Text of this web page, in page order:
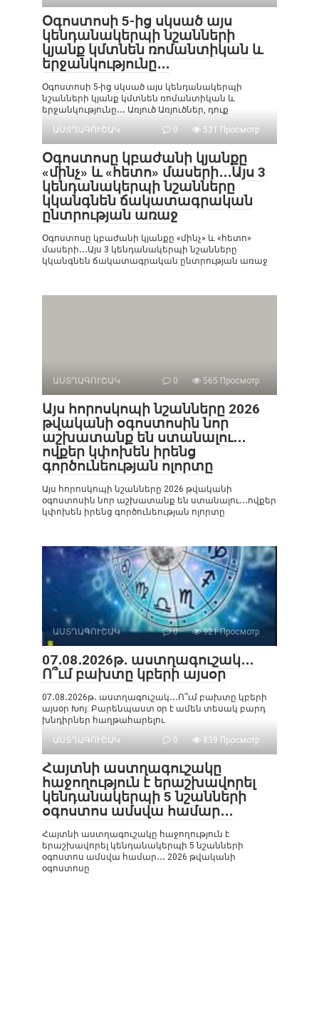
Օգոստոսի 5-ից սկսած այս
կենդանակերպի նշանների
կյանք կմտնեն ռոմանտիկան և
երջանկությունը․․․
Օգոստոսի 5-ից սկսած այս կենդանակերպի
նշանների կյանք կմտնեն ռոմանտիկան և
երջանկությունը․․․ Առյուծ Առյուծներ, դուք
ԱՍՏՂԱԳՈՒՇԱԿ
0 521 Просмотр
Օգոստոսը կբաժանի կյանքը
«մինչ» և «հետո» մասերի․․․Այս 3
կենդանակերպի նշանները
կկանգնեն ճակատագրական
ընտրության առաջ
Օգոստոսը կբաժանի կյանքը «մինչ» և «հետո»
մասերի․․․Այս 3 կենդանակերպի նշանները
կկանգնեն ճակատագրական ընտրության առաջ
ԱՍՏՂԱԳՈՒՇԱԿ 0 565 Просмотр
Այս հորոսկոպի նշանները 2026
թվականի օգոստոսին նոր
աշխատանք են ստանալու․․․
ովքեր կփոխեն իրենց
գործունեության ոլորտը
Այս հորոսկոպի նշանները 2026 թվականի
օգոստոսին նոր աշխատանք են ստանալու․․․ովքեր
կփոխեն իրենց գործունեության ոլորտը
ԱՍՏՂԱԳՈՒՇԱԿ 0 921 Просмотр
07․08․2026թ․ աստղագուշակ․․․
Ո՞ւմ բախտը կբերի այսօր
07․08․2026թ․ աստղագուշակ․․․Ո՞ւմ բախտը կբերի
այսօր Խոյ: Բարենպաստ օր է ամեն տեսակ բարդ
խնդիրներ հաղթահարելու
ԱՍՏՂԱԳՈՒՇԱԿ
0 839 Просмотр
Հայտնի աստղագուշակը
հաջողություն է երաշխավորել
կենդանակերպի 5 նշանների
օգոստոս ամսվա համար․․․
Հայտնի աստղագուշակը հաջողություն է
երաշխավորել կենդանակերպի 5 նշանների
օգոստոս ամսվա համար․․․ 2026 թվականի
օգոստոսը